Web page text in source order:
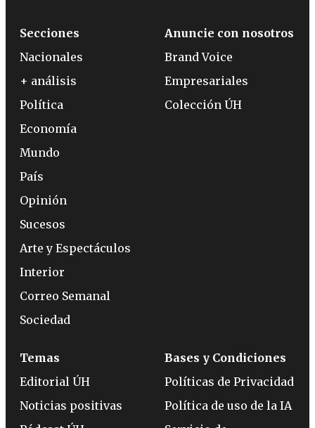
Secciones
Nacionales
+ análisis
Política
Economía
Mundo
País
Opinión
Sucesos
Arte y Espectáculos
Interior
Correo Semanal
Sociedad
Anuncie con nosotros
Brand Voice
Empresariales
Colección ÚH
Temas
Editorial ÚH
Noticias positivas
Bases y Condiciones
Políticas de Privacidad
Política de uso de la IA